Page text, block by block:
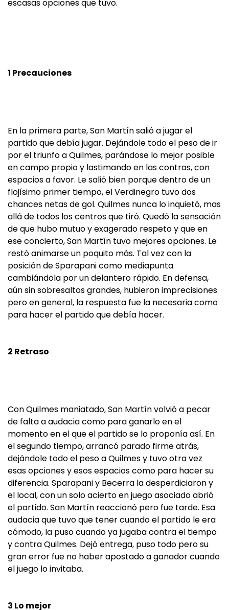
escasas opciones que tuvo.
1 Precauciones
En la primera parte, San Martín salió a jugar el
partido que debía jugar. Dejándole todo el peso de ir
por el triunfo a Quilmes, parándose lo mejor posible
en campo propio y lastimando en las contras, con
espacios a favor. Le salió bien porque dentro de un
flojísimo primer tiempo, el Verdinegro tuvo dos
chances netas de gol. Quilmes nunca lo inquietó, mas
allá de todos los centros que tiró. Quedó la sensación
de que hubo mutuo y exagerado respeto y que en
ese concierto, San Martín tuvo mejores opciones. Le
restó animarse un poquito más. Tal vez con la
posición de Sparapani como mediapunta
cambiándola por un delantero rápido. En defensa,
aún sin sobresaltos grandes, hubieron imprecisiones
pero en general, la respuesta fue la necesaria como
para hacer el partido que debía hacer.
2 Retraso
Con Quilmes maniatado, San Martín volvió a pecar
de falta a audacia como para ganarlo en el
momento en el que el partido se lo proponía así. En
el segundo tiempo, arrancó parado firme atrás,
dejándole todo el peso a Quilmes y tuvo otra vez
esas opciones y esos espacios como para hacer su
diferencia. Sparapani y Becerra la desperdiciaron y
el local, con un solo acierto en juego asociado abrió
el partido. San Martín reaccionó pero fue tarde. Esa
audacia que tuvo que tener cuando el partido le era
cómodo, la puso cuando ya jugaba contra el tiempo
y contra Quilmes. Dejó entrega, puso todo pero su
gran error fue no haber apostado a ganador cuando
el juego lo invitaba.
3 Lo mejor